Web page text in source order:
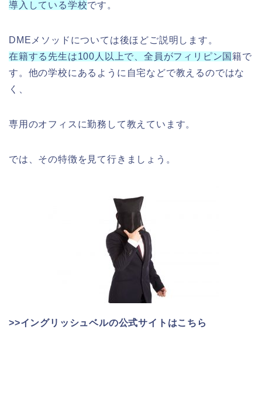
導入している学校です。
DMEメソッドについては後ほどご説明します。
在籍する先生は100人以上で、全員がフィリピン国籍で
す。他の学校にあるように自宅などで教えるのではな
く、
専用のオフィスに勤務して教えています。
では、その特徴を見て行きましょう。
>>イングリッシュベルの公式サイトはこちら